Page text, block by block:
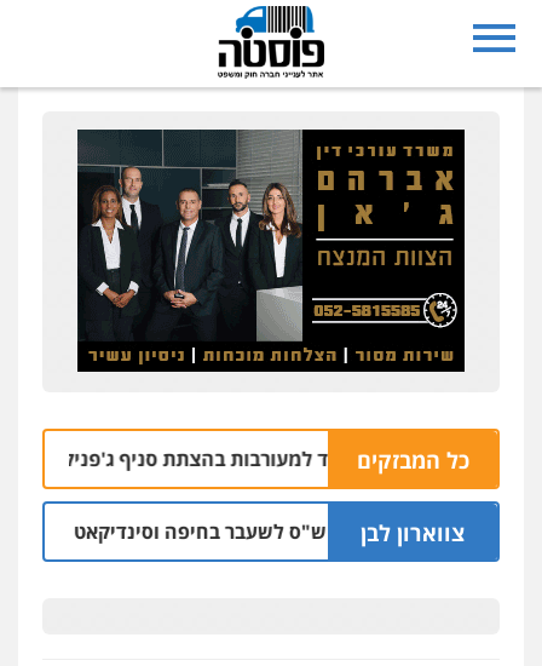
כל המבזקים
רחובות נעצרו בחשד למעורבות בהצתת סניף ג'פניקה
צווארון לבן
כתב אישום: יו"ר ש"ס לשעבר בחיפה וסינדיקאט ההלוואות